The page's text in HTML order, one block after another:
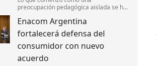
preocupación pedagógica aislada se ha
regulatoria global. En la
actualidad,gobiernos de diversas
regiones están regulando “la mayoría
de e
Enacom Argentina
fortalecerá defensa del
consumidor con nuevo
acuerdo